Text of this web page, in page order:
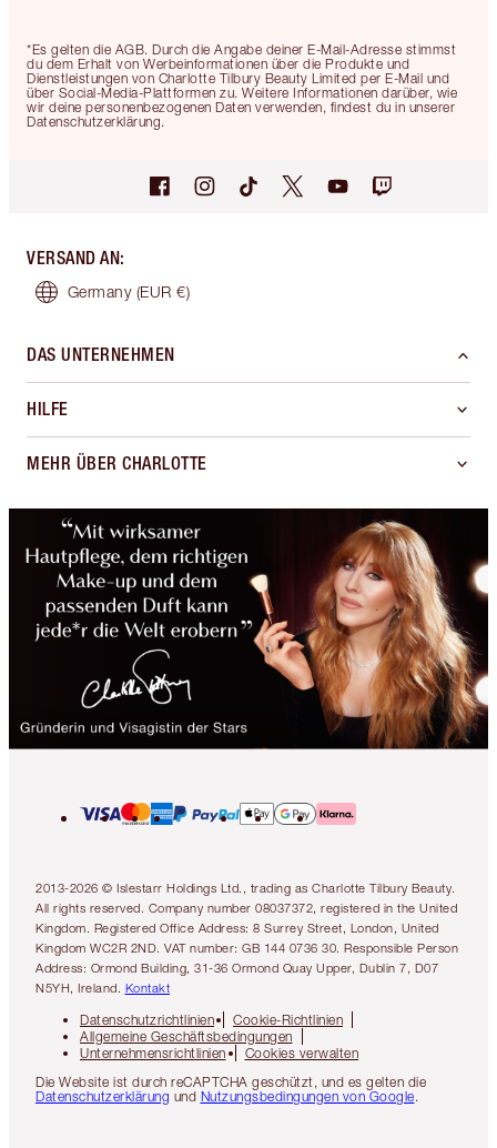
*Es gelten die AGB. Durch die Angabe deiner E-Mail-Adresse stimmst
du dem Erhalt von Werbeinformationen über die Produkte und
Dienstleistungen von Charlotte Tilbury Beauty Limited per E-Mail und
über Social-Media-Plattformen zu. Weitere Informationen darüber, wie
wir deine personenbezogenen Daten verwenden, findest du in unserer
Datenschutzerklärung.
VERSAND AN:
Germany (EUR €)
DAS UNTERNEHMEN
HILFE
MEHR ÜBER CHARLOTTE
2013-2026 © Islestarr Holdings Ltd., trading as Charlotte Tilbury Beauty.
All rights reserved. Company number 08037372, registered in the United
Kingdom. Registered Office Address: 8 Surrey Street, London, United
Kingdom WC2R 2ND. VAT number: GB 144 0736 30. Responsible Person
Address: Ormond Building, 31-36 Ormond Quay Upper, Dublin 7, D07
N5YH, Ireland. Kontakt
Datenschutzrichtlinien
Cookie-Richtlinien
Allgemeine Geschäftsbedingungen
Unternehmensrichtlinien
Cookies verwalten
Die Website ist durch reCAPTCHA geschützt, und es gelten die
Datenschutzerklärung und Nutzungsbedingungen von Google.